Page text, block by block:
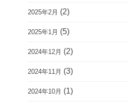
2025年2月 (2)
2025年1月 (5)
2024年12月 (2)
2024年11月 (3)
2024年10月 (1)